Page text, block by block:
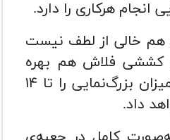
انجام هرکاری را دارد.
هم خالی از لطف نیست
کششی فلاش هم بهره
ببرید و همین مورد میزان بزرگ‌نمایی را تا ۱۴
داد.